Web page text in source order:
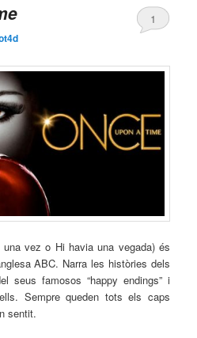
1
una vez o Hi havia una vegada) és
ABC. Narra les històries dels
seus famosos “happy endings” i
Sempre queden tots els caps
sentit.